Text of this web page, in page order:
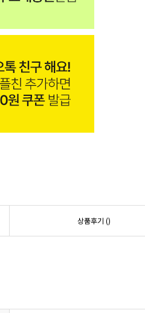
상품후기 ()